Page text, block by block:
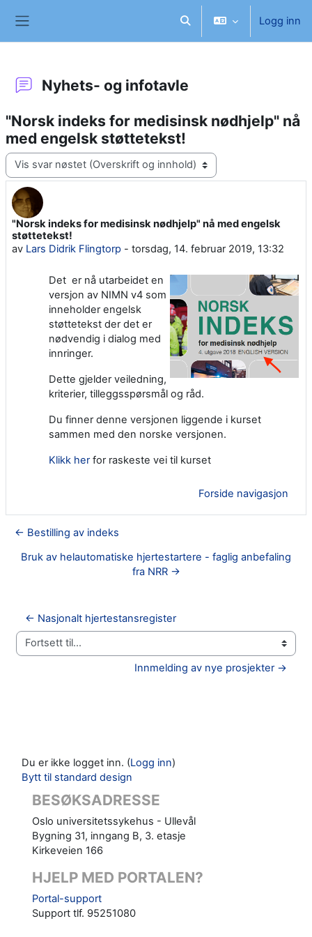
Veksle inndata for søk
Logg inn
Nyhets- og infotavle
"Norsk indeks for medisinsk nødhjelp" nå
med engelsk støttetekst!
Visningsmodus
"Norsk indeks for medisinsk nødhjelp" nå med engelsk
støttetekst!
av Lars Didrik Flingtorp - torsdag, 14. februar 2019, 13:32
Antall svar: 0
Det er nå utarbeidet en
versjon av NIMN v4 som
inneholder engelsk
støttetekst der det er
nødvendig i dialog med
innringer.
Dette gjelder veiledning,
kriterier, tilleggsspørsmål og råd.
Du finner denne versjonen liggende i kurset
sammen med den norske versjonen.
Klikk herfor raskeste vei til kurset
Forside navigasjon
← Bestilling av indeks
Bruk av helautomatiske hjertestartere - faglig anbefaling
fra NRR →
← Nasjonalt hjertestansregister
Fortsett til...
Innmelding av nye prosjekter →
Du er ikke logget inn. (Logg inn)
Bytt til standard design
BESØKSADRESSE
Oslo universitetssykehus - Ullevål
Bygning 31, inngang B, 3. etasje
Kirkeveien 166
HJELP MED PORTALEN?
Portal-support
Support tlf. 95251080